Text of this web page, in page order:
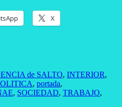
X
de SALTO, INTERIOR,
, portada,
, SOCIEDAD, TRABAJO,